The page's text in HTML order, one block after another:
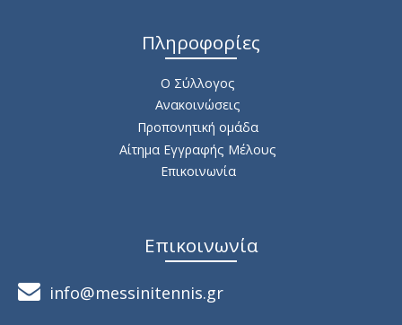
Πληροφορίες
Ο Σύλλογος
Ανακοινώσεις
Προπονητική ομάδα
Αίτημα Εγγραφής Μέλους
Επικοινωνία
Επικοινωνία
info@messinitennis.gr